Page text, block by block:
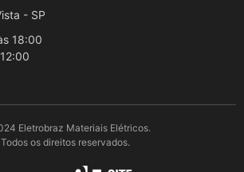
- SP
18:00
Eletrobraz Materiais Elétricos.
Todos os direitos reservados.